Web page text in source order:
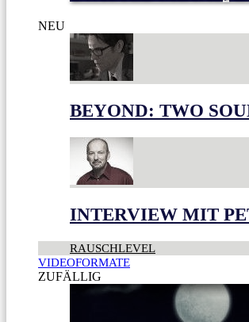
NEU
BEYOND: TWO
INTERVIEW MIT
RAUSCHLEVEL
VIDEOFORMATE
ZUFÄLLIG